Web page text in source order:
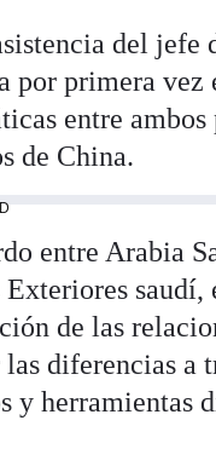
del jefe
por primera vez
entre ambos
de China.
entre Arabia
Exteriores
de las
las diferencias a
y herramientas